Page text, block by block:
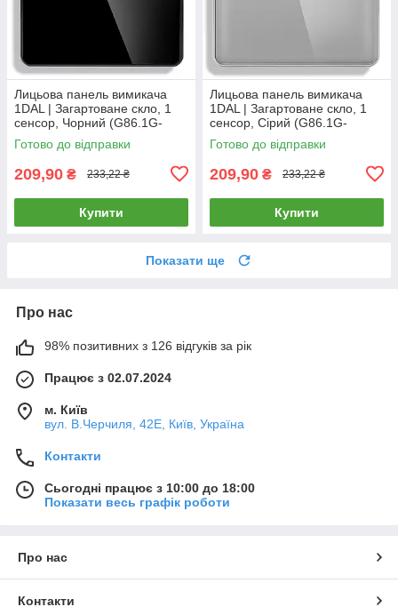
Лицьова панель вимикача
1DAL | Загартоване скло, 1
сенсор, Чорний (G86.1G-
2.5D.BL)
Готово до відправки
209,90 ₴ 233,22 ₴
Купити
Лицьова панель вимикача
1DAL | Загартоване скло, 1
сенсор, Сірий (G86.1G-
2.5D.GR)
Готово до відправки
209,90 ₴ 233,22 ₴
Купити
Показати ще
Про нас
98% позитивних з 126 відгуків за рік
Працює з 02.07.2024
м. Київ
вул. В.Черчиля, 42Е, Київ, Україна
Контакти
Сьогодні працює з 10:00 до 18:00
Показати весь графік роботи
Про нас
Контакти